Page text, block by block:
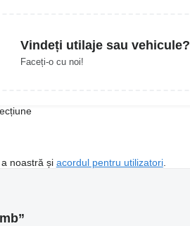
Vindeți utilaje sau vehicule?
Faceți-o cu noi!
noastră și acordul pentru utilizatori.